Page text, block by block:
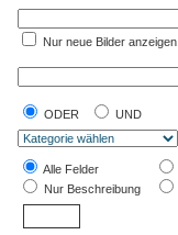
Nur neue Bilder anzeigen
ODER
UND
Alle Felder
Nur Beschreibung